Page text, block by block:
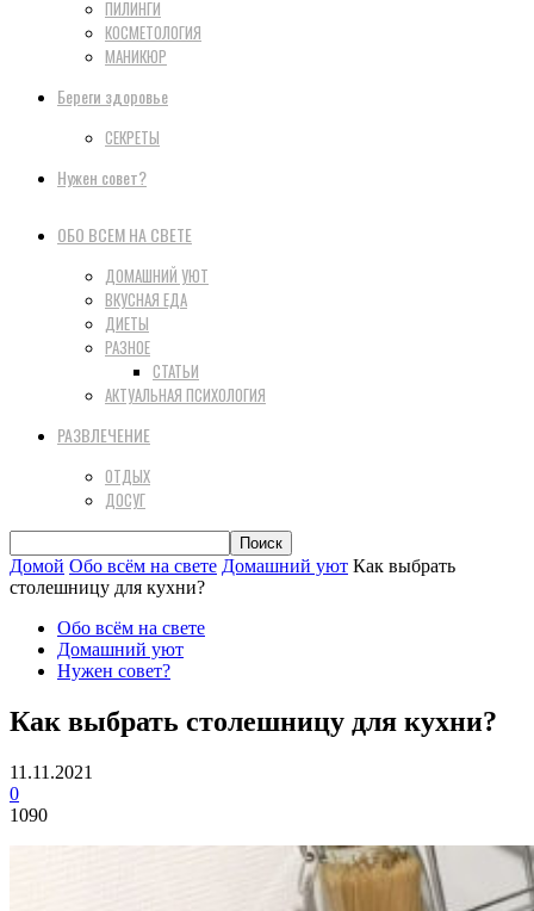
ПИЛИНГИ
КОСМЕТОЛОГИЯ
МАНИКЮР
Береги здоровье
СЕКРЕТЫ
Нужен совет?
ОБО ВСЕМ НА СВЕТЕ
ДОМАШНИЙ УЮТ
ВКУСНАЯ ЕДА
ДИЕТЫ
РАЗНОЕ
СТАТЬИ
АКТУАЛЬНАЯ ПСИХОЛОГИЯ
РАЗВЛЕЧЕНИЕ
ОТДЫХ
ДОСУГ
Домой Обо всём на свете Домашний уют Как выбрать
столешницу для кухни?
Обо всём на свете
Домашний уют
Нужен совет?
Как выбрать столешницу для кухни?
11.11.2021
0
1090